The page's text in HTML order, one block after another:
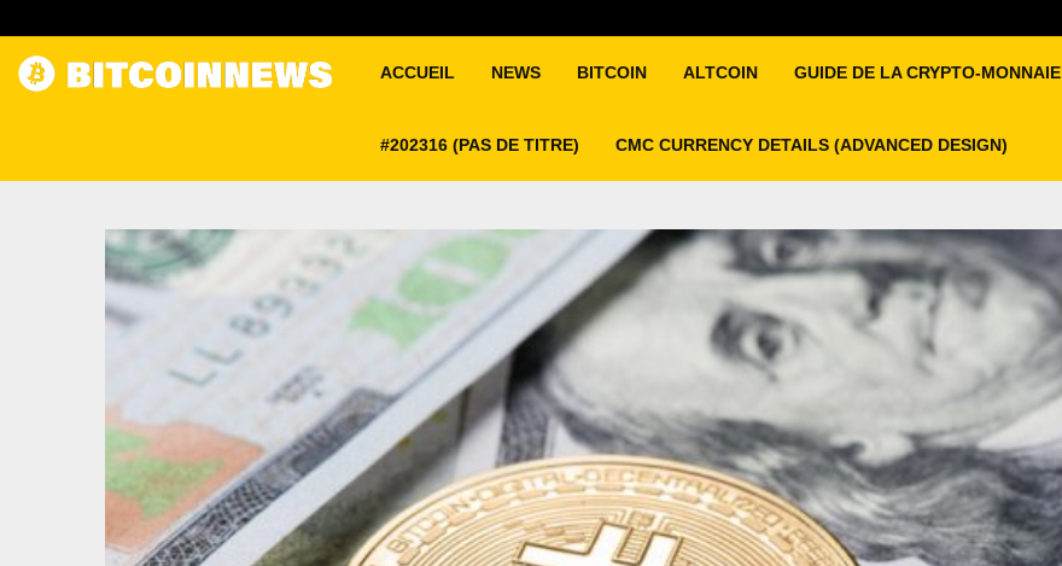
ACCUEIL NEWS BITCOIN ALTCOIN GUIDE DE LA CRYPTO-MONNAIE
#202316 (PAS DE TITRE) CMC CURRENCY DETAILS (ADVANCED DESIGN)